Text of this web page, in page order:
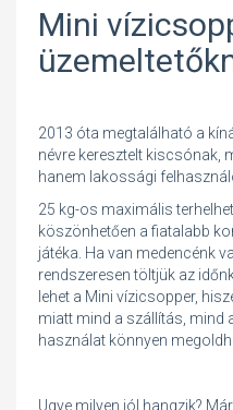
Mini
2013 óta megtalálható a
névre keresztelt kiscsónak,
hanem lakossági
25 kg-os maximális
köszönhetően a fiatalabb
játéka. Ha van medencénk
rendszeresen töltjük az
lehet a Mini vízicsopper,
miatt mind a szállítás, mind
használat könnyen
Ugye milyen jól hangzik?